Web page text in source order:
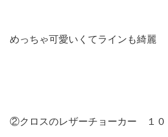
めっちゃ可愛いくてラインも綺麗
②クロスのレザーチョーカー １０